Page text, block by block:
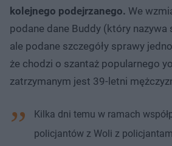
kolejnego podejrzanego. We
podane dane Buddy (który nazywa
ale podane szczegóły sprawy
że chodzi o szantaż popularnego
zatrzymanym jest 39-letni
Kilka dni temu w ramach
policjantów z Woli z